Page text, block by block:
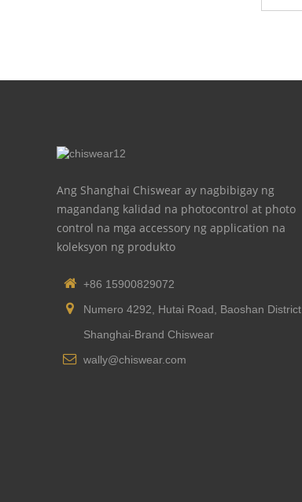
Ang Shanghai Chiswear ay nagbibigay ng
magandang kalidad na photocontrol at photo
control na mga accessory ng application na
koleksyon ng produkto
+86 15900829072
Numero 4292, Hutai Road, Baoshan District
Shanghai-Brand Chiswear
wally@chiswear.com